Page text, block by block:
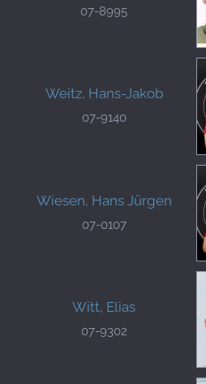
07-8995
Weitz, Hans-Jakob
07-9140
Wiesen, Hans Jürgen
07-0107
Witt, Elias
07-9302